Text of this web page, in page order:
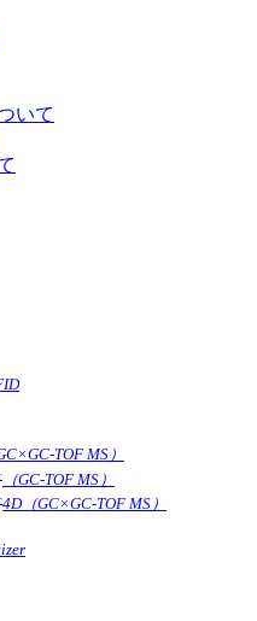
いて
TOF MS）
（GC-TOF MS）
4D（GC×GC-TOF MS）